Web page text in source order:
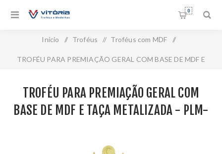
0
Início / Troféus / Troféus com MDF /
TROFÉU PARA PREMIAÇÃO GERAL COM BASE DE MDF E
TROFÉU PARA PREMIAÇÃO GERAL COM
BASE DE MDF E TAÇA METALIZADA - PLM-